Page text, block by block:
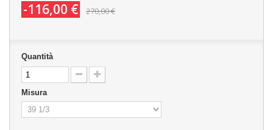
-116,00 € 270,00 €
Quantità
Misura